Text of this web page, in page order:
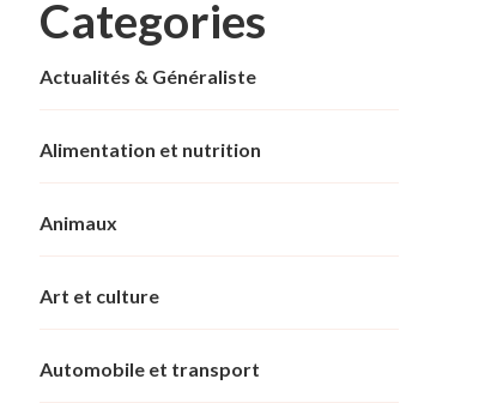
Categories
Actualités & Généraliste
Alimentation et nutrition
Animaux
Art et culture
Automobile et transport